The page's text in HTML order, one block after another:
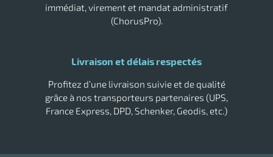
immédiat, virement et mandat administratif
(ChorusPro).
Livraison et délais respectés
Profitez d’une livraison suivie et de qualité
grâce à nos transporteurs partenaires (UPS,
France Express, DPD, Schenker, Geodis, etc.)